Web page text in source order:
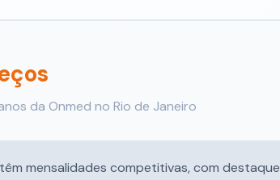
da Onmed no Rio de Janeiro
mensalidades competitivas, com